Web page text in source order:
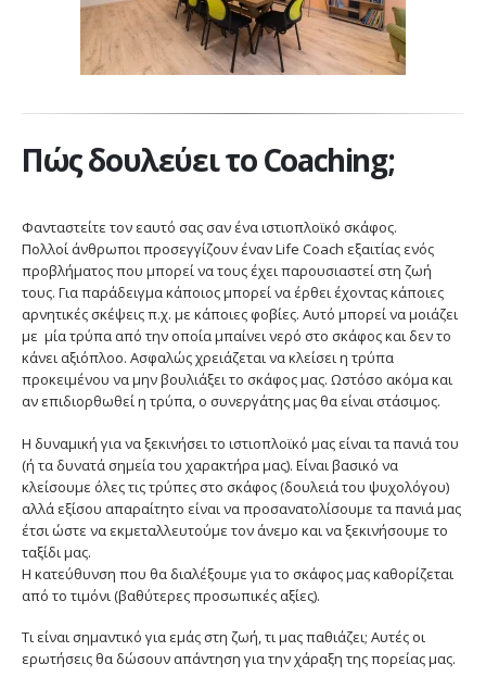
Πώς δουλεύει το Coaching;
Φανταστείτε τον εαυτό σας σαν ένα ιστιοπλοϊκό σκάφος.
Πολλοί άνθρωποι προσεγγίζουν έναν Life Coach εξαιτίας ενός
προβλήματος που μπορεί να τους έχει παρουσιαστεί στη ζωή
τους. Για παράδειγμα κάποιος μπορεί να έρθει έχοντας κάποιες
αρνητικές σκέψεις π.χ. με κάποιες φοβίες. Αυτό μπορεί να μοιάζει
με μία τρύπα από την οποία μπαίνει νερό στο σκάφος και δεν το
κάνει αξιόπλοο. Ασφαλώς χρειάζεται να κλείσει η τρύπα
προκειμένου να μην βουλιάξει το σκάφος μας. Ωστόσο ακόμα και
αν επιδιορθωθεί η τρύπα, ο συνεργάτης μας θα είναι στάσιμος.
Η δυναμική για να ξεκινήσει το ιστιοπλοϊκό μας είναι τα πανιά του
(ή τα δυνατά σημεία του χαρακτήρα μας). Είναι βασικό να
κλείσουμε όλες τις τρύπες στο σκάφος (δουλειά του ψυχολόγου)
αλλά εξίσου απαραίτητο είναι να προσανατολίσουμε τα πανιά μας
έτσι ώστε να εκμεταλλευτούμε τον άνεμο και να ξεκινήσουμε το
ταξίδι μας.
Η κατεύθυνση που θα διαλέξουμε για το σκάφος μας καθορίζεται
από το τιμόνι (βαθύτερες προσωπικές αξίες).
Τι είναι σημαντικό για εμάς στη ζωή, τι μας παθιάζει; Αυτές οι
ερωτήσεις θα δώσουν απάντηση για την χάραξη της πορείας μας.